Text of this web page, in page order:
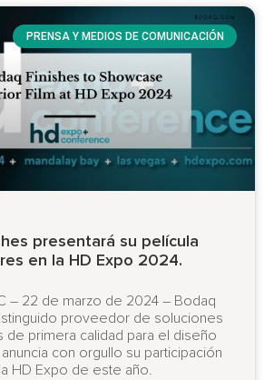
PRENSA Y MEDIOS DE COMUNICACIÓN
presentará su película
en la HD Expo 2024.
– 22 de marzo de 2024 – Bodaq
proveedor de soluciones
de primera calidad para el diseño
con orgullo su participación
HD Expo de este año.